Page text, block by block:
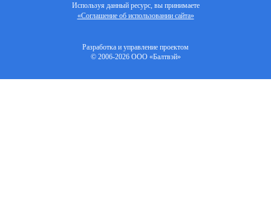
Разработка и управление проектом
© 2006-2026 ООО «Балтвэй»
Используя данный ресурс, вы принимаете
«Соглашение об использовании сайта»